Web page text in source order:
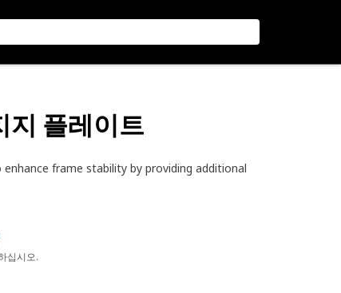
지 플레이트
frame stability by providing additional
십시오.